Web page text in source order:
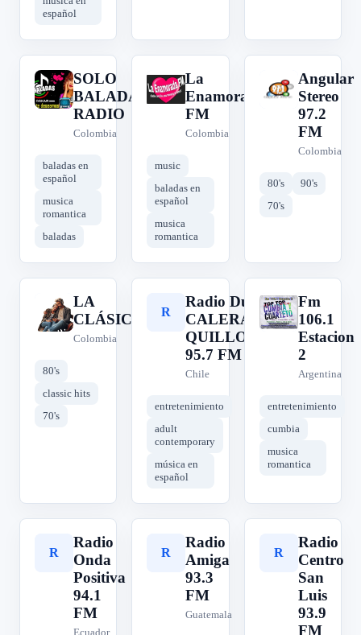
español
S
SOLO
BALADAS
RADIO
Colombia
baladas en
español
musica
romantica
baladas
L
La
Enamorada
FM
Colombia
music
baladas en
español
musica
romantica
A
Angular
Stereo
97.2
FM
Colombia
80's
90's
70's
L
LA
CLÁSICA
Colombia
80's
classic hits
70's
R
Radio Dulce
CALERA -
QUILLOTA
95.7 FM
Chile
entretenimiento
adult
contemporary
música en
español
F
Fm
106.1
Estacion
2
Argentina
entretenimiento
cumbia
musica
romantica
R
Radio
Onda
Positiva
94.1
FM
Ecuador
R
Radio
Amiga
93.3
FM
Guatemala
R
Radio
Centro
San
Luis
93.9
FM